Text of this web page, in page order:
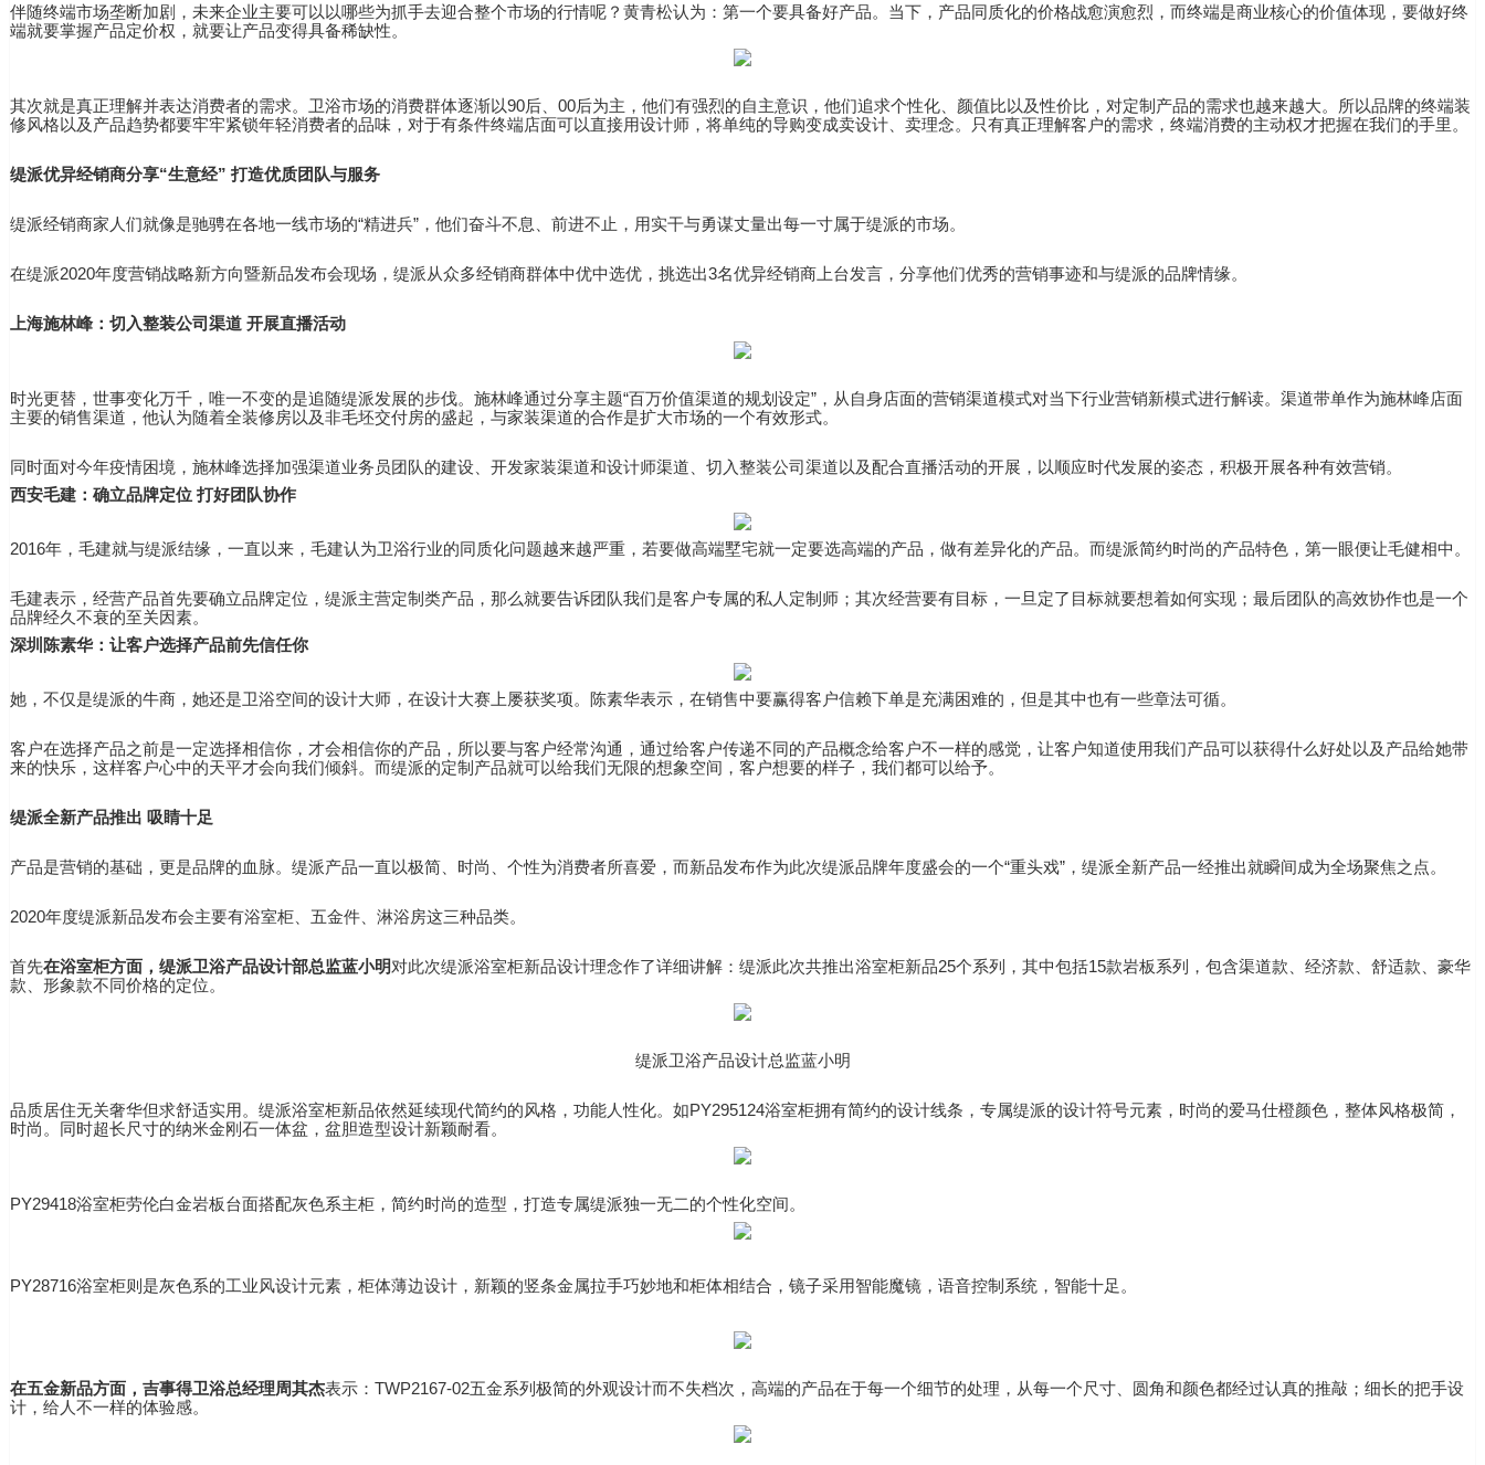
伴随终端市场垄断加剧，未来企业主要可以以哪些为抓手去迎合整个市场的行情呢？黄青松认为：第一个要具备好产品。当下，产品同质化的价格战愈演愈烈，而终端是商业核心的价值体现，要做好终
端就要掌握产品定价权，就要让产品变得具备稀缺性。
其次就是真正理解并表达消费者的需求。卫浴市场的消费群体逐渐以90后、00后为主，他们有强烈的自主意识，他们追求个性化、颜值比以及性价比，对定制产品的需求也越来越大。所以品牌的终端装
修风格以及产品趋势都要牢牢紧锁年轻消费者的品味，对于有条件终端店面可以直接用设计师，将单纯的导购变成卖设计、卖理念。只有真正理解客户的需求，终端消费的主动权才把握在我们的手里。
缇派优异经销商分享“生意经” 打造优质团队与服务
缇派经销商家人们就像是驰骋在各地一线市场的“精进兵”，他们奋斗不息、前进不止，用实干与勇谋丈量出每一寸属于缇派的市场。
在缇派2020年度营销战略新方向暨新品发布会现场，缇派从众多经销商群体中优中选优，挑选出3名优异经销商上台发言，分享他们优秀的营销事迹和与缇派的品牌情缘。
上海施林峰：切入整装公司渠道 开展直播活动
时光更替，世事变化万千，唯一不变的是追随缇派发展的步伐。施林峰通过分享主题“百万价值渠道的规划设定”，从自身店面的营销渠道模式对当下行业营销新模式进行解读。渠道带单作为施林峰店面
主要的销售渠道，他认为随着全装修房以及非毛坯交付房的盛起，与家装渠道的合作是扩大市场的一个有效形式。
同时面对今年疫情困境，施林峰选择加强渠道业务员团队的建设、开发家装渠道和设计师渠道、切入整装公司渠道以及配合直播活动的开展，以顺应时代发展的姿态，积极开展各种有效营销。
西安毛建：确立品牌定位 打好团队协作
2016年，毛建就与缇派结缘，一直以来，毛建认为卫浴行业的同质化问题越来越严重，若要做高端墅宅就一定要选高端的产品，做有差异化的产品。而缇派简约时尚的产品特色，第一眼便让毛健相中。
毛建表示，经营产品首先要确立品牌定位，缇派主营定制类产品，那么就要告诉团队我们是客户专属的私人定制师；其次经营要有目标，一旦定了目标就要想着如何实现；最后团队的高效协作也是一个
品牌经久不衰的至关因素。
深圳陈素华：让客户选择产品前先信任你
她，不仅是缇派的牛商，她还是卫浴空间的设计大师，在设计大赛上屡获奖项。陈素华表示，在销售中要赢得客户信赖下单是充满困难的，但是其中也有一些章法可循。
客户在选择产品之前是一定选择相信你，才会相信你的产品，所以要与客户经常沟通，通过给客户传递不同的产品概念给客户不一样的感觉，让客户知道使用我们产品可以获得什么好处以及产品给她带
来的快乐，这样客户心中的天平才会向我们倾斜。而缇派的定制产品就可以给我们无限的想象空间，客户想要的样子，我们都可以给予。
缇派全新产品推出 吸睛十足
产品是营销的基础，更是品牌的血脉。缇派产品一直以极简、时尚、个性为消费者所喜爱，而新品发布作为此次缇派品牌年度盛会的一个“重头戏”，缇派全新产品一经推出就瞬间成为全场聚焦之点。
2020年度缇派新品发布会主要有浴室柜、五金件、淋浴房这三种品类。
首先在浴室柜方面，缇派卫浴产品设计部总监蓝小明对此次缇派浴室柜新品设计理念作了详细讲解：缇派此次共推出浴室柜新品25个系列，其中包括15款岩板系列，包含渠道款、经济款、舒适款、豪华
款、形象款不同价格的定位。
缇派卫浴产品设计总监蓝小明
品质居住无关奢华但求舒适实用。缇派浴室柜新品依然延续现代简约的风格，功能人性化。如PY295124浴室柜拥有简约的设计线条，专属缇派的设计符号元素，时尚的爱马仕橙颜色，整体风格极简，
时尚。同时超长尺寸的纳米金刚石一体盆，盆胆造型设计新颖耐看。
PY29418浴室柜劳伦白金岩板台面搭配灰色系主柜，简约时尚的造型，打造专属缇派独一无二的个性化空间。
PY28716浴室柜则是灰色系的工业风设计元素，柜体薄边设计，新颖的竖条金属拉手巧妙地和柜体相结合，镜子采用智能魔镜，语音控制系统，智能十足。
在五金新品方面， 吉事得卫浴总经理周其杰表示：TWP2167-02五金系列极简的外观设计而不失档次，高端的产品在于每一个细节的处理，从每一个尺寸、圆角和颜色都经过认真的推敲；细长的把手设
计，给人不一样的体验感。